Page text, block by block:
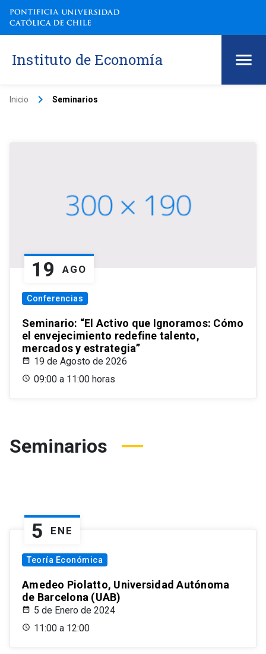
Instituto de Economía
Inicio keyboard_arrow_right Seminarios
19 AGO
Conferencias
Seminario: “El Activo que Ignoramos: Cómo
el envejecimiento redefine talento,
mercados y estrategia”
19 de Agosto de 2026
09:00 a 11:00 horas
Seminarios
5 ENE
Teoría Económica
Amedeo Piolatto, Universidad Autónoma
de Barcelona (UAB)
5 de Enero de 2024
11:00 a 12:00